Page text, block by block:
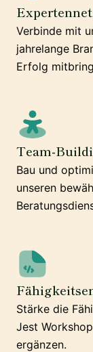
Verbinde mit
jahrelange
Erfolg
Team-
Bau und
unseren
Stärke die
Jest
ergänzen.